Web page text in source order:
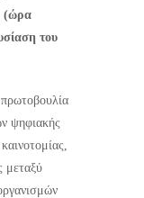
(ώρα
του
ψηφιακής
μεταξύ